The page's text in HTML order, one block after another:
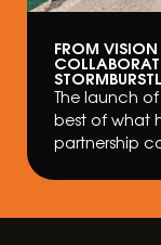
FROM VISION
The launch of
best of what
partnership